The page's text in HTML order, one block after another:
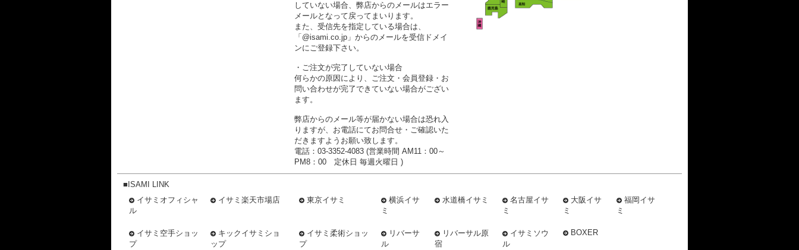
していない場合、弊店からのメールはエラー
メールとなって戻ってまいります。
また、受信先を指定している場合は、
「@isami.co.jp」からのメールを受信ドメイ
ンにご登録下さい。
・ご注文が完了していない場合
何らかの原因により、ご注文・会員登録・お
問い合わせが完了できていない場合がござい
ます。
弊店からのメール等が届かない場合は恐れ入
りますが、お電話にてお問合せ・ご確認いた
だきますようお願い致します。
電話：03-3352-4083 (営業時間 AM11：00～
PM8：00 定休日 毎週火曜日 )
■ISAMI LINK
イサミオフィシャ
ル
イサミ楽天市場店 東京イサミ
横浜イサ
ミ
水道橋イサミ
名古屋イサ
ミ
大阪イサ
ミ
福岡イサ
ミ
イサミ空手ショッ
プ
キックイサミショ
ップ
イサミ柔術ショッ
プ
リバーサ
ル
リバーサル原
宿
イサミソウ
ル
BOXER